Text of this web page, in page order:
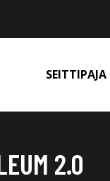
SEITTIPAJA
2.0